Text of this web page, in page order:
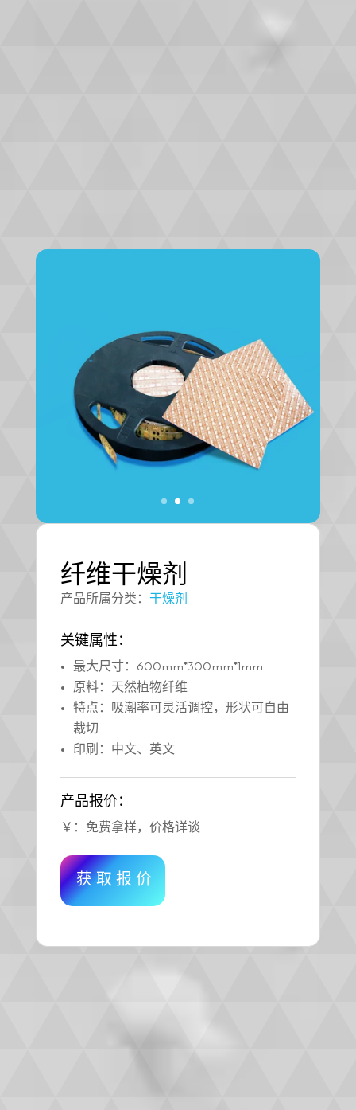
纤维干燥剂
产品所属分类： 干燥剂
关键属性：
最大尺寸：600mm*300mm*1mm
原料：天然植物纤维
特点：吸潮率可灵活调控，形状可自由
裁切
印刷：中文、英文
产品报价：
￥：免费拿样，价格详谈
获取报价